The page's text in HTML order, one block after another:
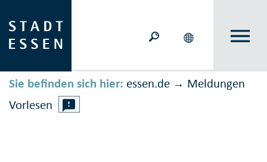
Sie befinden sich hier: essen.de → Meldungen
Vorlesen